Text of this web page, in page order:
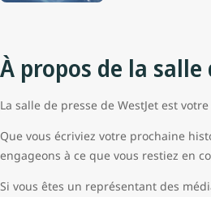
À propos de la salle
La salle de presse de WestJet est
Que vous écriviez votre prochaine
engageons à ce que vous restiez en
Si vous êtes un représentant des